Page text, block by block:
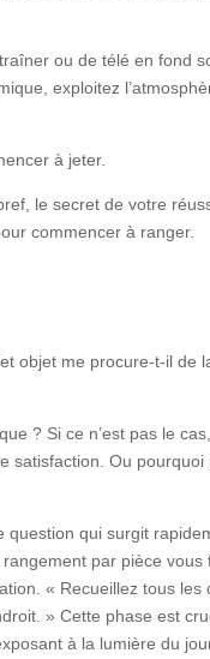
ou de télé en fond
exploitez
à jeter.
le secret de votre
commencer à ranger.
objet me procure-t-il de
? Si ce n’est pas le
satisfaction. Ou pourquoi
question qui surgit
par pièce vous
« Recueillez tous les
» Cette phase est
à la lumière du